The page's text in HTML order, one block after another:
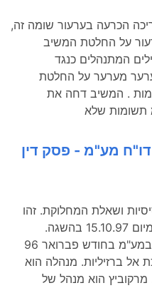
הכרעה בערעור שומה זה,
על החלטת המשיב
המתנהלים כנגד
המערער מערער על החלטת
המשיב בהשגה בעניין שומת תשומות . המשיב דחה את
תשומות שלא
דין
פסק דין א. ההליך, העובדות הבסיסיות ושאלת המחלוקת. זהו
ערעור מע"מ על החלטת המשיב מיום 15.10.97 בהשגה.
המערערת הינה חברה שנרשמה במע"מ בחודש פברואר 96
ברזיליות. מנהלה הוא
מרקוביץ הוא מנהל של